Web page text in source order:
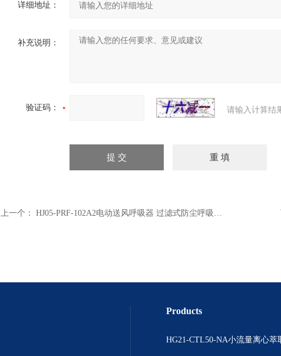
详细地址：
补充说明：
验证码： 请输入计算结
上一个： HJ05-PRF-102A2电动送风呼吸器 过滤式防尘呼吸器 密封性好送风呼吸器
Products